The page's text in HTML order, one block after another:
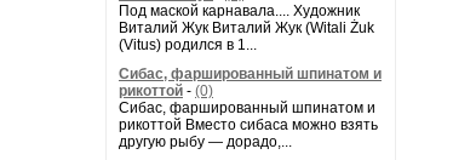
Под маской карнавала.... Художник
Виталий Жук Виталий Жук (Witali Żuk
(Vitus) родился в 1...
Сибас, фаршированный шпинатом и
рикоттой - (0)
Сибас, фаршированный шпинатом и
рикоттой Вместо сибаса можно взять
другую рыбу — дорадо,...